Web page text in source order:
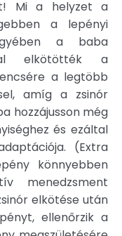
Mi a helyzet a
a lepényi
a baba
elkötötték a
a legtöbb
amíg a zsinór
hozzájusson még
és ezáltal
(Extra
könnyebben
menedzsment
elkötése után
ellenőrzik a